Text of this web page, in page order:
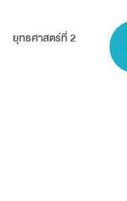
ยุทธศาสตร์ที่ 2